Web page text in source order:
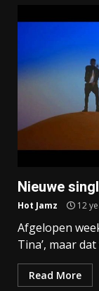
Nieuwe
Hot Jamz 12
Afgelopen
Tina’, maar
Read More